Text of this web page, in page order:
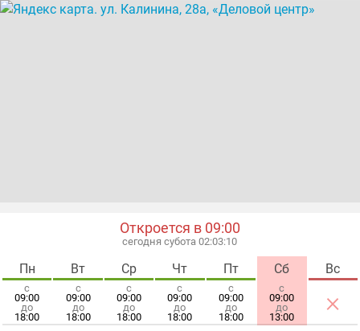
Откроется в 09:00
сегодня субота 02:03:11
Пн
с
09:00
до
18:00
Вт
с
09:00
до
18:00
Ср
с
09:00
до
18:00
Чт
с
09:00
до
18:00
Пт
с
09:00
до
18:00
Сб
с
09:00
до
13:00
Вс
×